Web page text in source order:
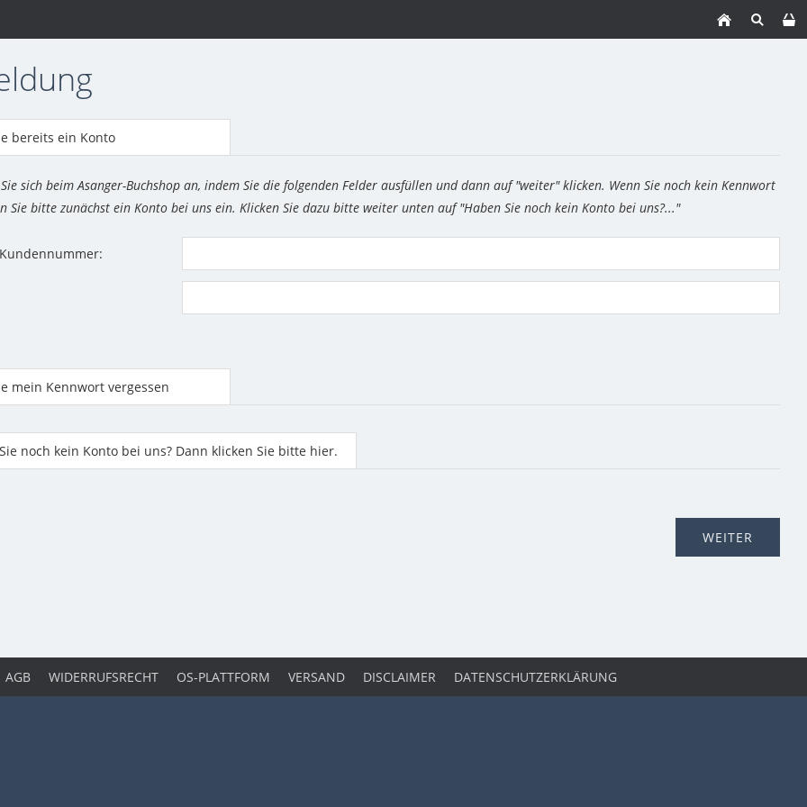
bereits ein Konto
sich beim Asanger-Buchshop an, indem Sie die folgenden Felder ausfüllen und dann auf "weiter" klicken. Wenn Sie noch kein Kennwort
Sie bitte zunächst ein Konto bei uns ein. Klicken Sie dazu bitte weiter unten auf "Haben Sie noch kein Konto bei uns?..."
mein Kennwort vergessen
noch kein Konto bei uns? Dann klicken Sie bitte hier.
AGB WIDERRUFSRECHT OS-PLATTFORM VERSAND DISCLAIMER DATENSCHUTZERKLÄRUNG